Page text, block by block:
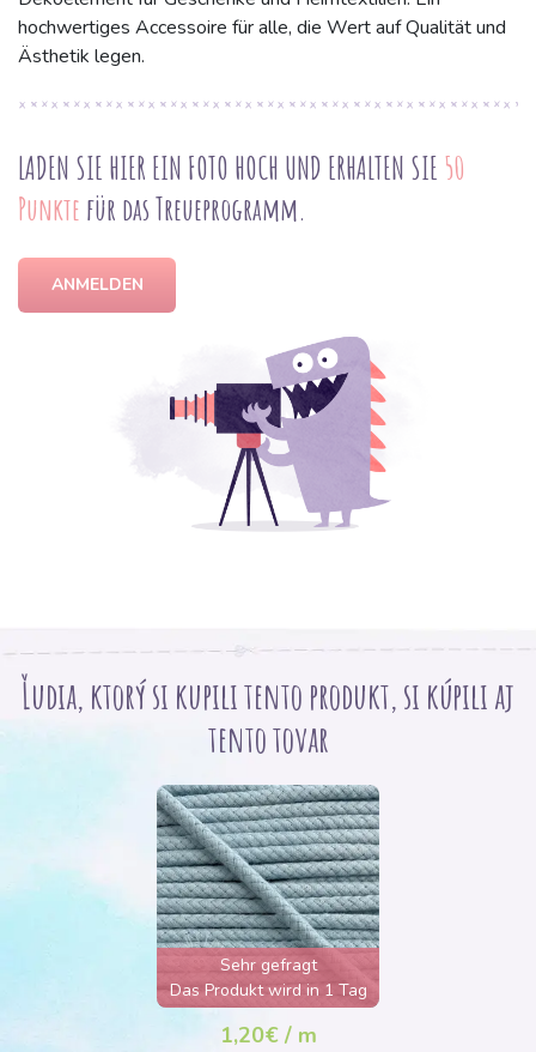
hochwertiges Accessoire für alle, die Wert auf Qualität und
Ästhetik legen.
LADEN SIE HIER EIN FOTO HOCH UND ERHALTEN SIE 50
Punkte für das Treueprogramm.
ANMELDEN
Ľudia, ktorý si kupili tento produkt, si kúpili aj
tento tovar
Sehr gefragt
Das Produkt wird in 1 Tag
ausverkauft sein
1,20€ / m